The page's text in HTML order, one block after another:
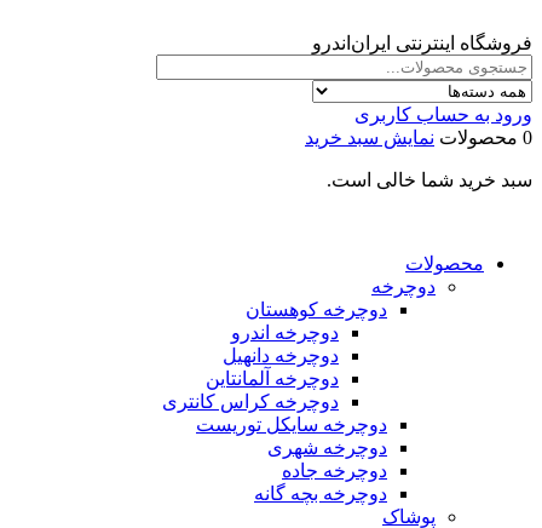
فروشگاه اینترنتی ایران‌اندرو
ورود به حساب کاربری
0 محصولات
نمایش سبد خرید
سبد خرید شما خالی است.
محصولات
دوچرخه
دوچرخه کوهستان
دوچرخه اندرو
دوچرخه دانهیل
دوچرخه آلمانتاین
دوچرخه کراس کانتری
دوچرخه سایکل توریست
دوچرخه شهری
دوچرخه جاده
دوچرخه بچه گانه
پوشاک